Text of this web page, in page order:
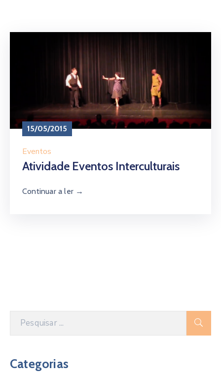
15/05/2015
Eventos
Atividade Eventos Interculturais
Continuar a ler →
Categorias